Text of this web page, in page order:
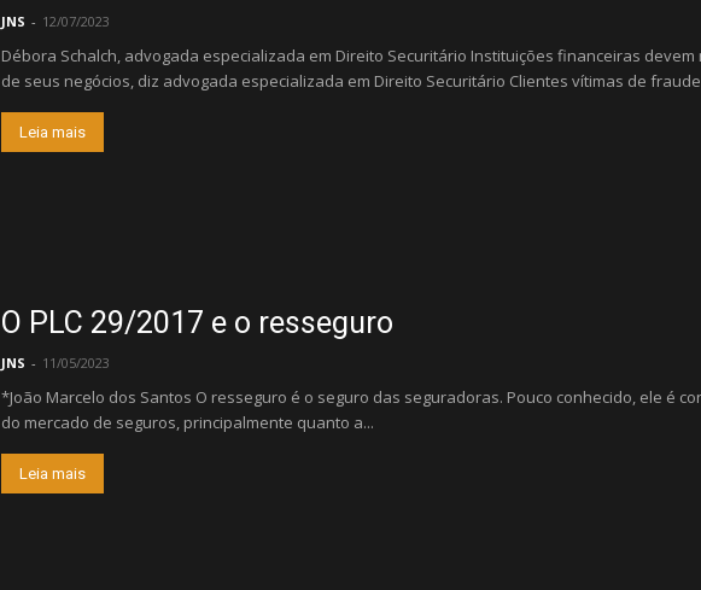
JNS - 12/07/2023
Débora Schalch, advogada especializada em Direito Securitário Instituições financeiras
de seus negócios, diz advogada especializada em Direito Securitário Clientes vítimas de
Leia mais
O PLC 29/2017 e o resseguro
JNS - 11/05/2023
*João Marcelo dos Santos O resseguro é o seguro das seguradoras. Pouco conhecido, ele é
do mercado de seguros, principalmente quanto a...
Leia mais